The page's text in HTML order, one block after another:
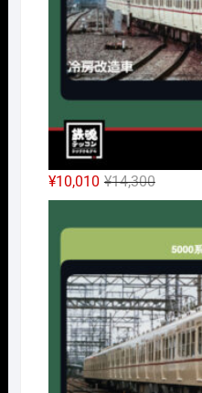
た。
す。
¥14,300元
の
価
¥14,300
で
し
た。
¥10,010
現
在
の
は
¥10,010
で
す。